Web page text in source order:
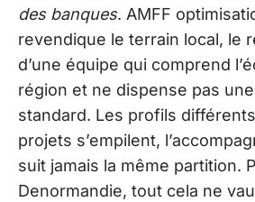
des banques. AMFF
revendique le terrain local, le
d’une équipe qui comprend
région et ne dispense pas
standard. Les profils
projets s’empilent,
suit jamais la même partition.
Denormandie, tout cela ne